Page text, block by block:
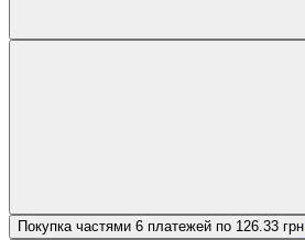
Покупка частями 6 платежей по 126.33 грн